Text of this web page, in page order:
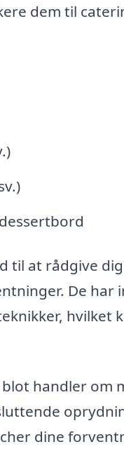
dem til
til at rådgive
De har
hvilket
handler om
dine